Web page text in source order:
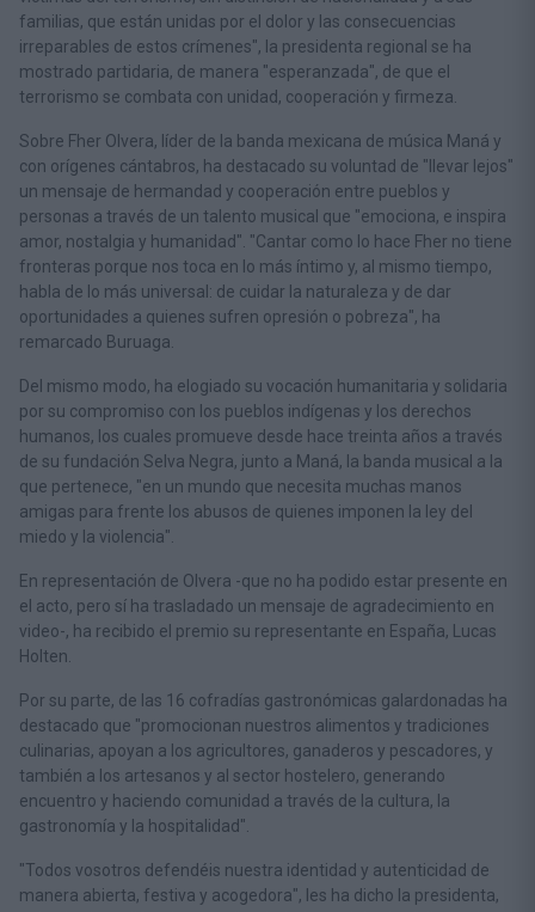
familias, que están unidas por el dolor y las consecuencias
irreparables de estos crímenes", la presidenta regional se ha
mostrado partidaria, de manera "esperanzada", de que el
terrorismo se combata con unidad, cooperación y firmeza.
Sobre Fher Olvera, líder de la banda mexicana de música Maná y
con orígenes cántabros, ha destacado su voluntad de "llevar lejos"
un mensaje de hermandad y cooperación entre pueblos y
personas a través de un talento musical que "emociona, e inspira
amor, nostalgia y humanidad". "Cantar como lo hace Fher no tiene
fronteras porque nos toca en lo más íntimo y, al mismo tiempo,
habla de lo más universal: de cuidar la naturaleza y de dar
oportunidades a quienes sufren opresión o pobreza", ha
remarcado Buruaga.
Del mismo modo, ha elogiado su vocación humanitaria y solidaria
por su compromiso con los pueblos indígenas y los derechos
humanos, los cuales promueve desde hace treinta años a través
de su fundación Selva Negra, junto a Maná, la banda musical a la
que pertenece, "en un mundo que necesita muchas manos
amigas para frente los abusos de quienes imponen la ley del
miedo y la violencia".
En representación de Olvera -que no ha podido estar presente en
el acto, pero sí ha trasladado un mensaje de agradecimiento en
video-, ha recibido el premio su representante en España, Lucas
Holten.
Por su parte, de las 16 cofradías gastronómicas galardonadas ha
destacado que "promocionan nuestros alimentos y tradiciones
culinarias, apoyan a los agricultores, ganaderos y pescadores, y
también a los artesanos y al sector hostelero, generando
encuentro y haciendo comunidad a través de la cultura, la
gastronomía y la hospitalidad".
"Todos vosotros defendéis nuestra identidad y autenticidad de
manera abierta, festiva y acogedora", les ha dicho la presidenta,